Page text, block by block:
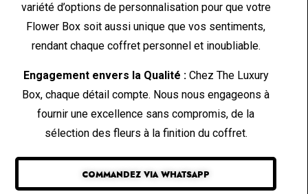
variété d’options de personnalisation pour que votre
Flower Box soit aussi unique que vos sentiments,
rendant chaque coffret personnel et inoubliable.
Engagement envers la Qualité :Chez The Luxury
Box, chaque détail compte. Nous nous engageons à
fournir une excellence sans compromis, de la
sélection des fleurs à la finition du coffret.
COMMANDEZ VIA WHATSAPP